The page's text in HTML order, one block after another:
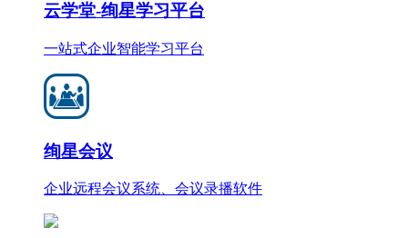
云学堂-绚星学习平台
一站式企业智能学习平台
绚星会议
企业远程会议系统、会议录播软件